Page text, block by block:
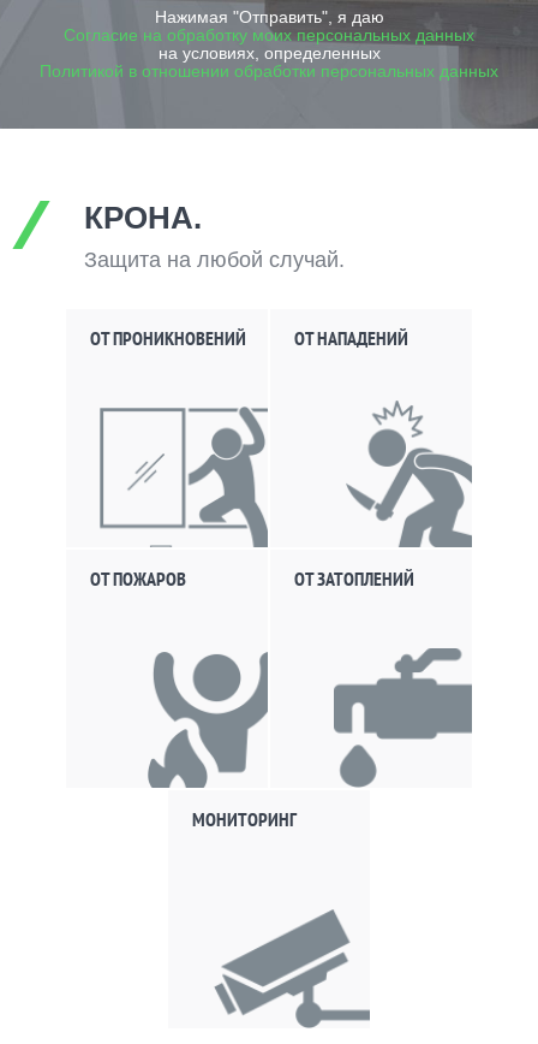
Нажимая "Отправить", я даю
Согласие на обработку моих персональных данных
на условиях, определенных
Политикой в отношении обработки персональных данных
КРОНА.
Защита на любой случай.
ОТ ПРОНИКНОВЕНИЙ ОТ НАПАДЕНИЙ
ОТ ПОЖАРОВ ОТ ЗАТОПЛЕНИЙ
МОНИТОРИНГ